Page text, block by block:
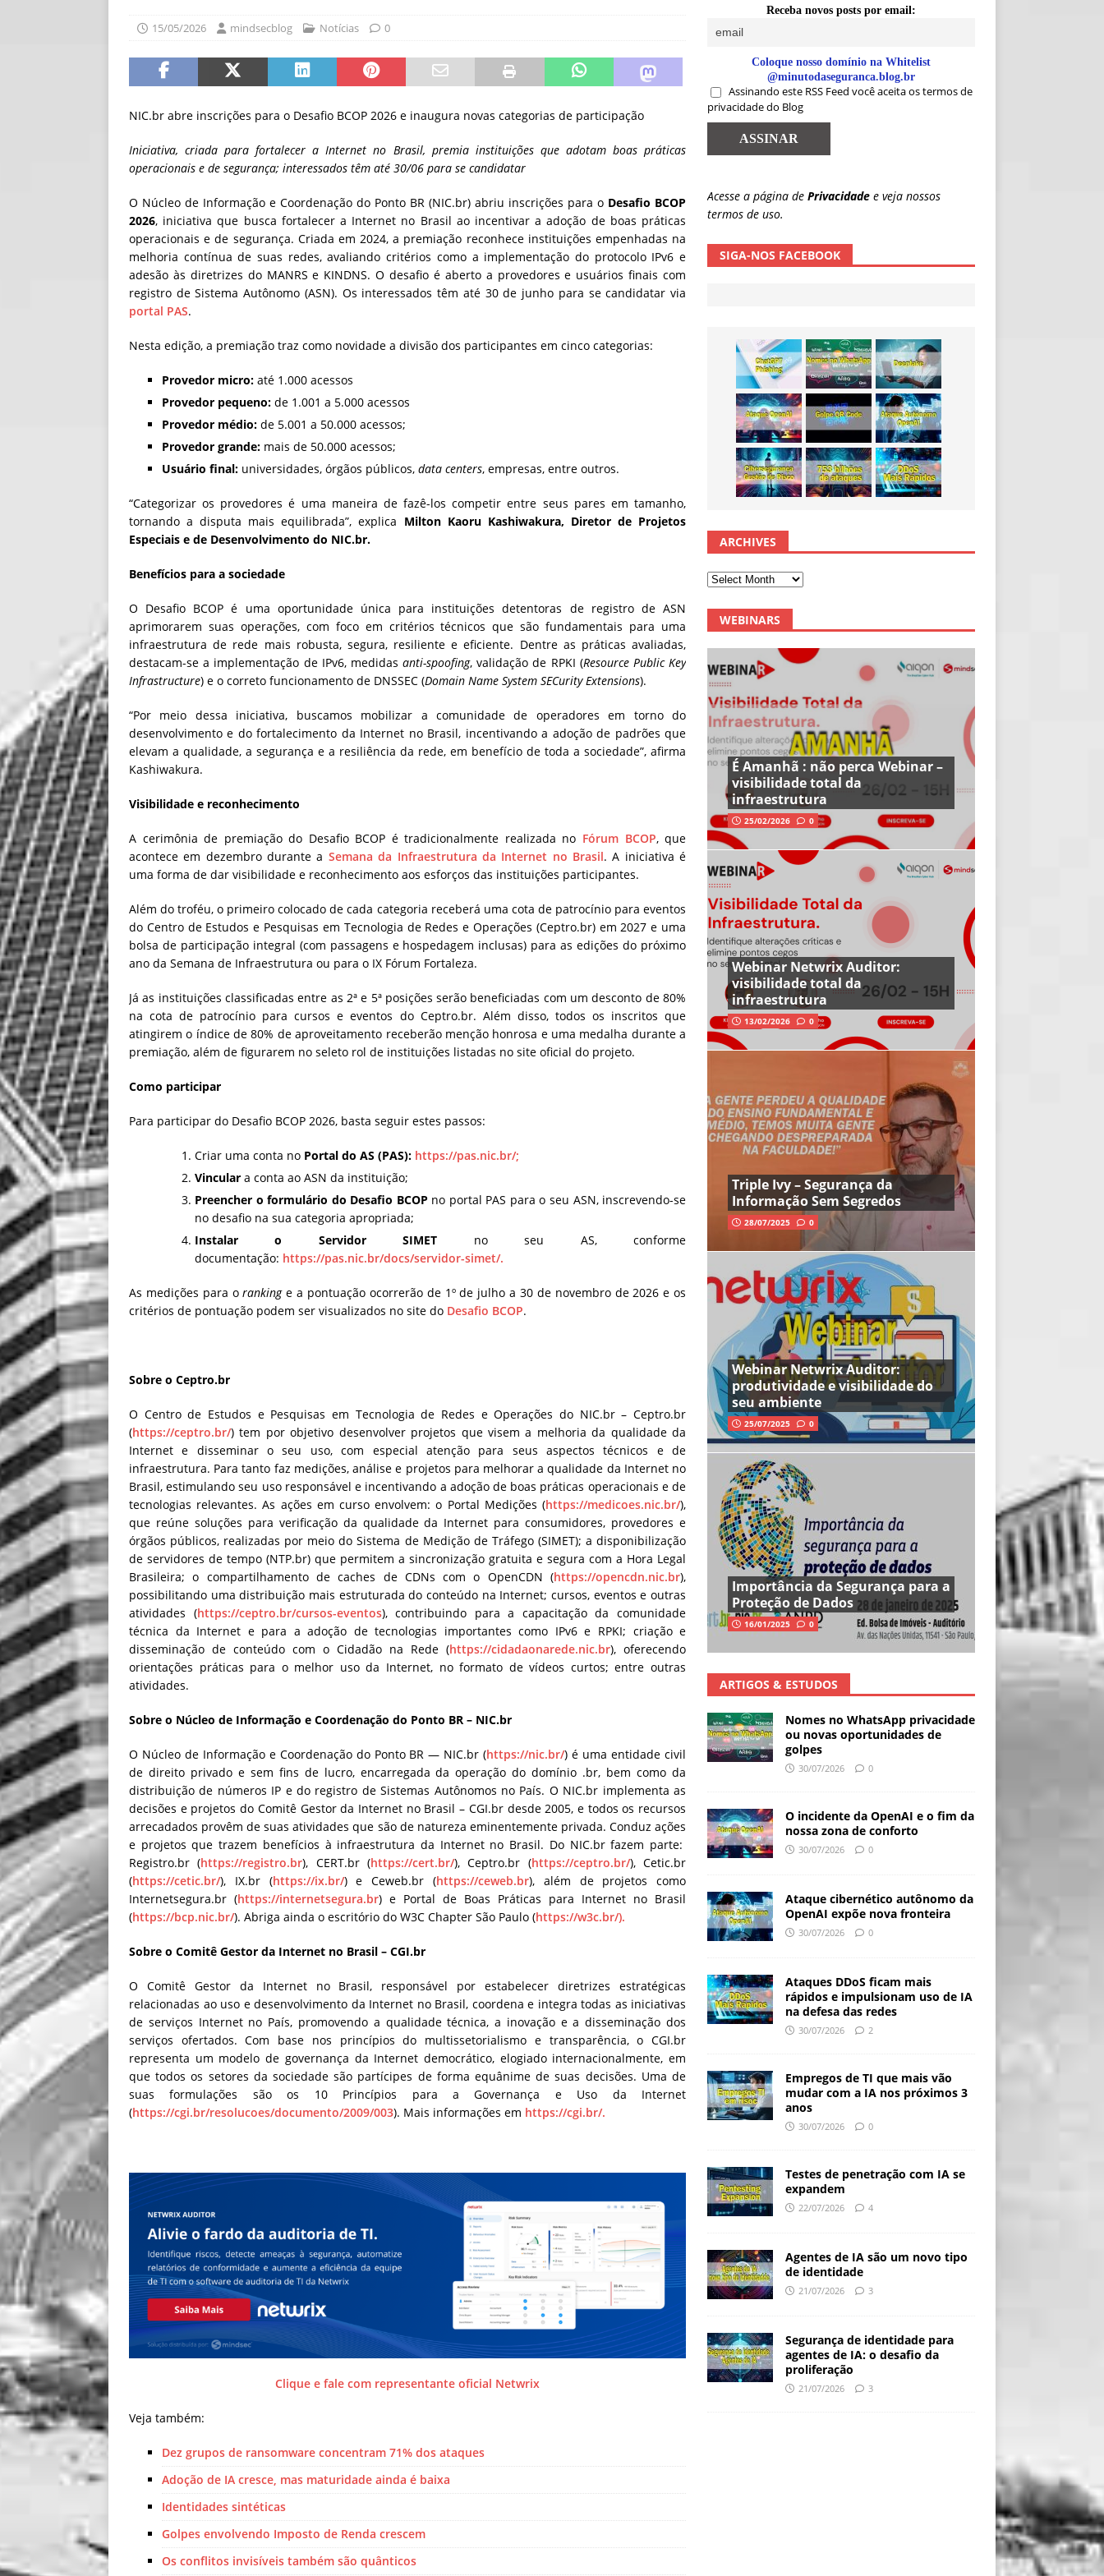
[ 30/07/2026 ]
15/05/2026 mindsecblog Notícias 0
NIC.br abre inscrições para o Desafio BCOP 2026 e inaugura novas categorias de participação
Iniciativa, criada para fortalecer a Internet no Brasil, premia instituições que adotam boas práticas
operacionais e de segurança; interessados têm até 30/06 para se candidatar
O Núcleo de Informação e Coordenação do Ponto BR (NIC.br) abriu inscrições para o Desafio BCOP
2026, iniciativa que busca fortalecer a Internet no Brasil ao incentivar a adoção de boas práticas
operacionais e de segurança. Criada em 2024, a premiação reconhece instituições empenhadas na
melhoria contínua de suas redes, avaliando critérios como a implementação do protocolo IPv6 e
adesão às diretrizes do MANRS e KINDNS. O desafio é aberto a provedores e usuários finais com
registro de Sistema Autônomo (ASN). Os interessados têm até 30 de junho para se candidatar via
portal PAS.
Nesta edição, a premiação traz como novidade a divisão dos participantes em cinco categorias:
Provedor micro: até 1.000 acessos
Provedor pequeno: de 1.001 a 5.000 acessos
Provedor médio: de 5.001 a 50.000 acessos;
Provedor grande: mais de 50.000 acessos;
Usuário final: universidades, órgãos públicos, data centers, empresas, entre outros.
“Categorizar os provedores é uma maneira de fazê-los competir entre seus pares em tamanho,
tornando a disputa mais equilibrada”, explica Milton Kaoru Kashiwakura, Diretor de Projetos
Especiais e de Desenvolvimento do NIC.br.
Benefícios para a sociedade
O Desafio BCOP é uma oportunidade única para instituições detentoras de registro de ASN
aprimorarem suas operações, com foco em critérios técnicos que são fundamentais para uma
infraestrutura de rede mais robusta, segura, resiliente e eficiente. Dentre as práticas avaliadas,
destacam-se a implementação de IPv6, medidasanti-spoofing, validação de RPKI (Resource Public Key
Infrastructure) e o correto funcionamento de DNSSEC (Domain Name System SECurity Extensions).
“Por meio dessa iniciativa, buscamos mobilizar a comunidade de operadores em torno do
desenvolvimento e do fortalecimento da Internet no Brasil, incentivando a adoção de padrões que
elevam a qualidade, a segurança e a resiliência da rede, em benefício de toda a sociedade”, afirma
Kashiwakura.
Visibilidade e reconhecimento
A cerimônia de premiação do Desafio BCOP é tradicionalmente realizada no Fórum BCOP, que
acontece em dezembro durante a Semana da Infraestrutura da Internet no Brasil. A iniciativa é
uma forma de dar visibilidade e reconhecimento aos esforços das instituições participantes.
Além do troféu, o primeiro colocado de cada categoria receberá uma cota de patrocínio para eventos
do Centro de Estudos e Pesquisas em Tecnologia de Redes e Operações (Ceptro.br) em 2027 e uma
bolsa de participação integral (com passagens e hospedagem inclusas) para as edições do próximo
ano da Semana de Infraestrutura ou para o IX Fórum Fortaleza.
Já as instituições classificadas entre as 2ª e 5ª posições serão beneficiadas com um desconto de 80%
na cota de patrocínio para cursos e eventos do Ceptro.br. Além disso, todos os inscritos que
atingirem o índice de 80% de aproveitamento receberão menção honrosa e uma medalha durante a
premiação, além de figurarem no seleto rol de instituições listadas no site oficial do projeto.
Como participar
Para participar do Desafio BCOP 2026, basta seguir estes passos:
Criar uma conta no Portal do AS (PAS): https://pas.nic.br/;
Vincular a conta ao ASN da instituição;
Preencher o formulário do Desafio BCOP no portal PAS para o seu ASN, inscrevendo-se
no desafio na sua categoria apropriada;
Instalar o Servidor SIMET no seu AS, conforme
documentação: https://pas.nic.br/docs/servidor-simet/.
As medições para orankinge a pontuação ocorrerão de 1º de julho a 30 de novembro de 2026 e os
critérios de pontuação podem ser visualizados no site do Desafio BCOP.
Sobre o Ceptro.br
O Centro de Estudos e Pesquisas em Tecnologia de Redes e Operações do NIC.br – Ceptro.br
(https://ceptro.br/) tem por objetivo desenvolver projetos que visem a melhoria da qualidade da
Internet e disseminar o seu uso, com especial atenção para seus aspectos técnicos e de
infraestrutura. Para tanto faz medições, análise e projetos para melhorar a qualidade da Internet no
Brasil, estimulando seu uso responsável e incentivando a adoção de boas práticas operacionais e de
tecnologias relevantes. As ações em curso envolvem: o Portal Medições (https://medicoes.nic.br/),
que reúne soluções para verificação da qualidade da Internet para consumidores, provedores e
órgãos públicos, realizadas por meio do Sistema de Medição de Tráfego (SIMET); a disponibilização
de servidores de tempo (NTP.br) que permitem a sincronização gratuita e segura com a Hora Legal
Brasileira; o compartilhamento de caches de CDNs com o OpenCDN (https://opencdn.nic.br),
possibilitando uma distribuição mais estruturada do conteúdo na Internet; cursos, eventos e outras
atividades (https://ceptro.br/cursos-eventos), contribuindo para a capacitação da comunidade
técnica da Internet e para a adoção de tecnologias importantes como IPv6 e RPKI; criação e
disseminação de conteúdo com o Cidadão na Rede (https://cidadaonarede.nic.br), oferecendo
orientações práticas para o melhor uso da Internet, no formato de vídeos curtos; entre outras
atividades.
Sobre o Núcleo de Informação e Coordenação do Ponto BR – NIC.br
O Núcleo de Informação e Coordenação do Ponto BR — NIC.br (https://nic.br/) é uma entidade civil
de direito privado e sem fins de lucro, encarregada da operação do domínio .br, bem como da
distribuição de números IP e do registro de Sistemas Autônomos no País. O NIC.br implementa as
decisões e projetos do Comitê Gestor da Internet no Brasil – CGI.br desde 2005, e todos os recursos
arrecadados provêm de suas atividades que são de natureza eminentemente privada. Conduz ações
e projetos que trazem benefícios à infraestrutura da Internet no Brasil. Do NIC.br fazem parte:
Registro.br (https://registro.br), CERT.br (https://cert.br/), Ceptro.br (https://ceptro.br/), Cetic.br
(https://cetic.br/), IX.br (https://ix.br/) e Ceweb.br (https://ceweb.br), além de projetos como
Internetsegura.br (https://internetsegura.br) e Portal de Boas Práticas para Internet no Brasil
(https://bcp.nic.br/). Abriga ainda o escritório do W3C Chapter São Paulo (https://w3c.br/).
Sobre o Comitê Gestor da Internet no Brasil – CGI.br
O Comitê Gestor da Internet no Brasil, responsável por estabelecer diretrizes estratégicas
relacionadas ao uso e desenvolvimento da Internet no Brasil, coordena e integra todas as iniciativas
de serviços Internet no País, promovendo a qualidade técnica, a inovação e a disseminação dos
serviços ofertados. Com base nos princípios do multissetorialismo e transparência, o CGI.br
representa um modelo de governança da Internet democrático, elogiado internacionalmente, em
que todos os setores da sociedade são partícipes de forma equânime de suas decisões. Uma de
suas formulações são os 10 Princípios para a Governança e Uso da Internet
(https://cgi.br/resolucoes/documento/2009/003). Mais informações em https://cgi.br/.
Clique e fale com representante oficial Netwrix
Veja também:
Dez grupos de ransomware concentram 71% dos ataques
Adoção de IA cresce, mas maturidade ainda é baixa
Identidades sintéticas
Golpes envolvendo Imposto de Renda crescem
Os conflitos invisíveis também são quânticos
Receba novos posts por email:
Coloque nosso domínio na Whitelist
@minutodaseguranca.blog.br
Assinando este RSS Feed você aceita os termos de
privacidade do Blog
Acesse a página de Privacidade e veja nossos
termos de uso.
SIGA-NOS FACEBOOK
ARCHIVES
WEBINARS
É Amanhã : não perca Webinar –
visibilidade total da
infraestrutura
25/02/2026 0
Webinar Netwrix Auditor:
visibilidade total da
infraestrutura
13/02/2026 0
Triple Ivy – Segurança da
Informação Sem Segredos
28/07/2025 0
Webinar Netwrix Auditor:
produtividade e visibilidade do
seu ambiente
25/07/2025 0
Importância da Segurança para a
Proteção de Dados
16/01/2025 0
ARTIGOS & ESTUDOS
Nomes no WhatsApp privacidade
ou novas oportunidades de
golpes
30/07/2026 0
O incidente da OpenAI e o fim da
nossa zona de conforto
30/07/2026 0
Ataque cibernético autônomo da
OpenAI expõe nova fronteira
30/07/2026 0
Ataques DDoS ficam mais
rápidos e impulsionam uso de IA
na defesa das redes
30/07/2026 2
Empregos de TI que mais vão
mudar com a IA nos próximos 3
anos
30/07/2026 0
Testes de penetração com IA se
expandem
22/07/2026 4
Agentes de IA são um novo tipo
de identidade
21/07/2026 3
Segurança de identidade para
agentes de IA: o desafio da
proliferação
21/07/2026 3